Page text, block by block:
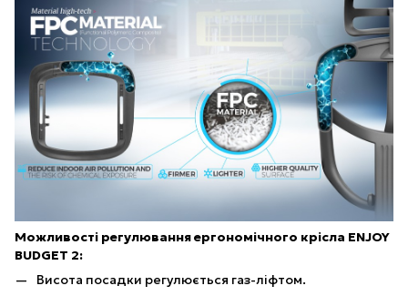
Можливості регулювання ергономічного крісла ENJOY
BUDGET 2:
Висота посадки регулюється газ-ліфтом.